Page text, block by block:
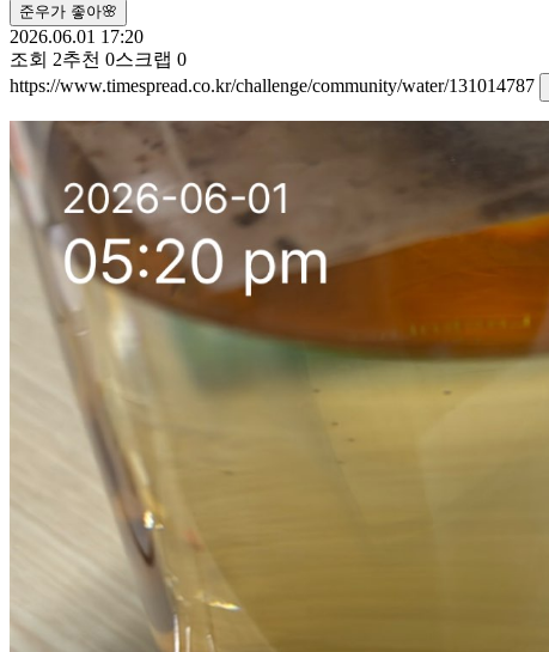
준우가 좋아🌸
2026.06.01 17:20
조회 2추천 0스크랩 0
https://www.timespread.co.kr/challenge/community/water/131014787